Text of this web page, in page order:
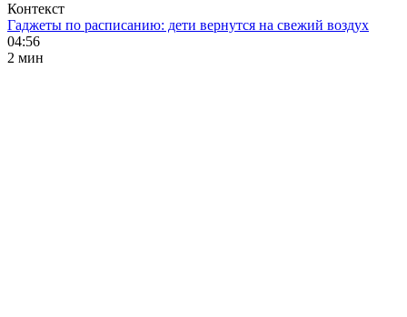
Контекст
Гаджеты по расписанию: дети вернутся на свежий воздух
04:56
2 мин